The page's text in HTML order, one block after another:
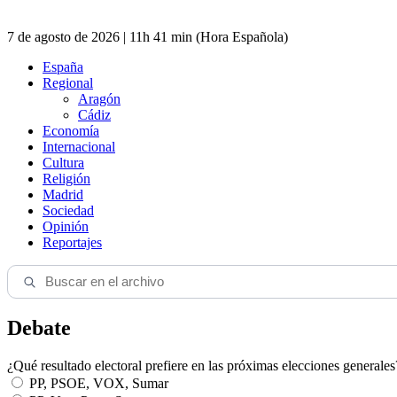
7 de agosto de 2026 | 11h 41 min (Hora Española)
España
Regional
Aragón
Cádiz
Economía
Internacional
Cultura
Religión
Madrid
Sociedad
Opinión
Reportajes
Debate
¿Qué resultado electoral prefiere en las próximas elecciones
PP, PSOE, VOX, Sumar